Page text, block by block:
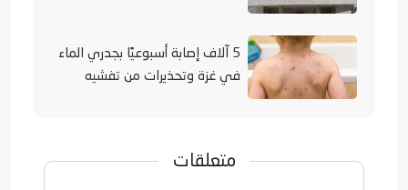
5 آلاف إصابة أسبوعيًا بجدري الماء
في غزة وتحذيرات من تفشيه
متعلقات